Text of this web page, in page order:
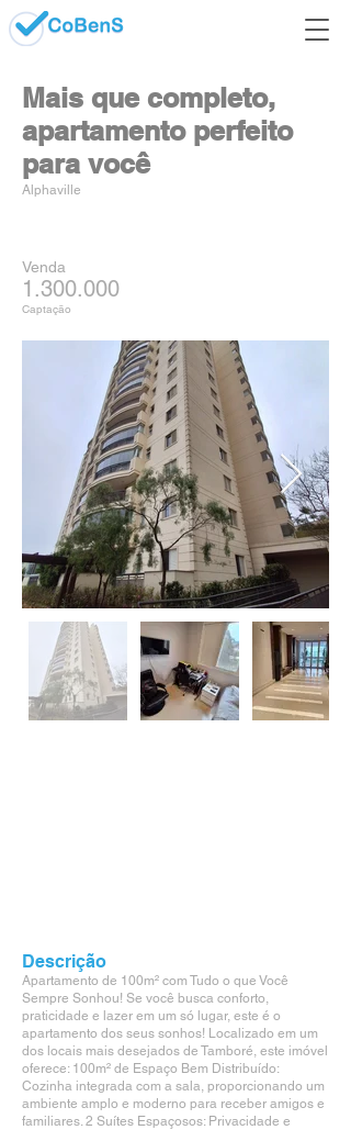
Mais que completo,
apartamento perfeito
para você
Alphaville
Venda
1.300.000
Captação
Descrição
Apartamento de 100m² com Tudo o que Você
Sempre Sonhou! Se você busca conforto,
praticidade e lazer em um só lugar, este é o
apartamento dos seus sonhos! Localizado em um
dos locais mais desejados de Tamboré, este imóvel
oferece: 100m² de Espaço Bem Distribuído:
Cozinha integrada com a sala, proporcionando um
ambiente amplo e moderno para receber amigos e
familiares. 2 Suítes Espaçosos: Privacidade e